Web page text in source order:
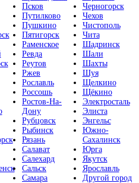
Псков
Путилково
Пушкино
Пятигорск
Раменское
Ревда
Реутов
Ржев
Рославль
Россошь
Ростов-На-
Дону
Рубцовск
Рыбинск
Рязань
Салават
Салехард
Сальск
Самара
Черногорск
Чехов
Чистополь
Чита
Шадринск
Шали
Шахты
Шуя
Щелкино
Щёкино
Электросталь
Элиста
Энгельс
Южно-
Сахалинск
Юрга
Якутск
Ярославль
Другой город